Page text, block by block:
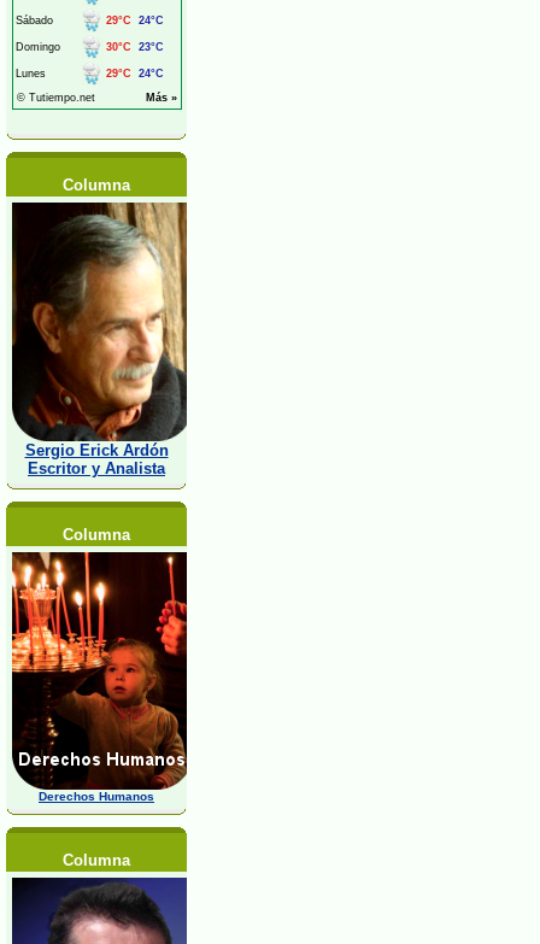
Columna
Sergio Erick Ardón
Escritor y Analista
Columna
Derechos Humanos
Columna